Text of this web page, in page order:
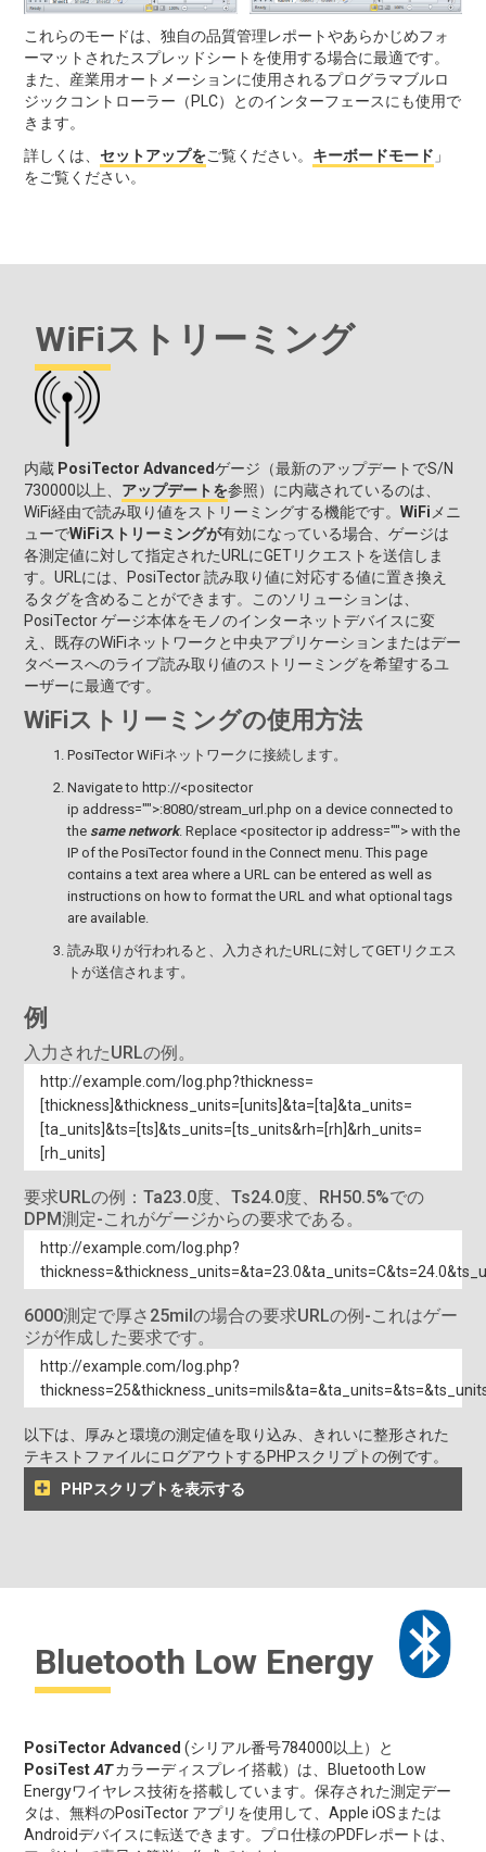
これらのモードは、独自の品質管理レポートやあらかじめフォ
ーマットされたスプレッドシートを使用する場合に最適です。
また、産業用オートメーションに使用されるプログラマブルロ
ジックコントローラー（PLC）とのインターフェースにも使用で
きます。
詳しくは、セットアップをご覧ください。 キーボードモード 」
をご覧ください。
WiFiストリーミング
内蔵 PosiTector Advancedゲージ（最新のアップデートでS/N
730000以上、 アップデートを参照）に内蔵されているのは、
WiFi経由で読み取り値をストリーミングする機能です。WiFi メニ
ューでWiFiストリーミングが有効になっている場合、ゲージは
各測定値に対して指定されたURLにGETリクエストを送信しま
す。URLには、PosiTector 読み取り値に対応する値に置き換え
るタグを含めることができます。このソリューションは、
PosiTector ゲージ本体をモノのインターネットデバイスに変
え、既存のWiFiネットワークと中央アプリケーションまたはデー
タベースへのライブ読み取り値のストリーミングを希望するユ
ーザーに最適です。
WiFiストリーミングの使用方法
PosiTector WiFiネットワークに接続します。
Navigate to http://<positector
ip address="">:8080/stream_url.php on a device connected to
the same network. Replace <positector ip address=""> with the
IP of the PosiTector found in the Connect menu. This page
contains a text area where a URL can be entered as well as
instructions on how to format the URL and what optional tags
are available.
読み取りが行われると、入力されたURLに対してGETリクエス
トが送信されます。
例
入力されたURLの例。
http://example.com/log.php?thickness=
[thickness]&thickness_units=[units]&ta=[ta]&ta_units=
[ta_units]&ts=[ts]&ts_units=[ts_units&rh=[rh]&rh_units=
[rh_units]
要求URLの例：Ta23.0度、Ts24.0度、RH50.5%での
DPM測定-これがゲージからの要求である。
http://example.com/log.php?
6000測定で厚さ25milの場合の要求URLの例-これはゲー
ジが作成した要求です。
http://example.com/log.php?
以下は、厚みと環境の測定値を取り込み、きれいに整形された
テキストファイルにログアウトするPHPスクリプトの例です。
PHPスクリプトを表示する
Bluetooth Low Energy
PosiTector Advanced(シリアル番号784000以上）と
PosiTest AT カラーディスプレイ搭載）は、Bluetooth Low
Energyワイヤレス技術を搭載しています。保存された測定デー
タは、無料のPosiTector アプリを使用して、Apple iOSまたは
Androidデバイスに転送できます。プロ仕様のPDFレポートは、